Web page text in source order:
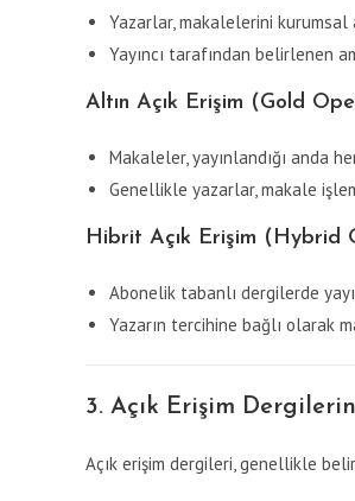
Yazarlar, makalelerini
Yayıncı tarafından belirlenen
Altın Açık Erişim (Gold
Makaleler, yayınlandığı anda
Genellikle yazarlar, makale
Hibrit Açık Erişim (Hybrid
Abonelik tabanlı dergilerde
Yazarın tercihine bağlı olarak
3. Açık Erişim
Açık erişim dergileri, genellikle